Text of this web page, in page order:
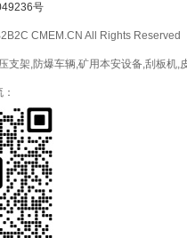
号
CMEM.CN All Rights Reserved
支架,防爆车辆,矿用本安设备,刮板机,